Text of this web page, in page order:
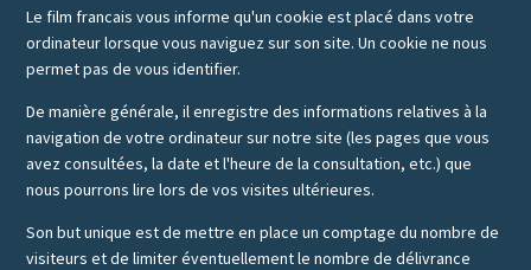
Le film francais vous informe qu'un cookie est placé dans votre
ordinateur lorsque vous naviguez sur son site. Un cookie ne nous
permet pas de vous identifier.
De manière générale, il enregistre des informations relatives à la
navigation de votre ordinateur sur notre site (les pages que vous
avez consultées, la date et l'heure de la consultation, etc.) que
nous pourrons lire lors de vos visites ultérieures.
Son but unique est de mettre en place un comptage du nombre de
visiteurs et de limiter éventuellement le nombre de délivrance